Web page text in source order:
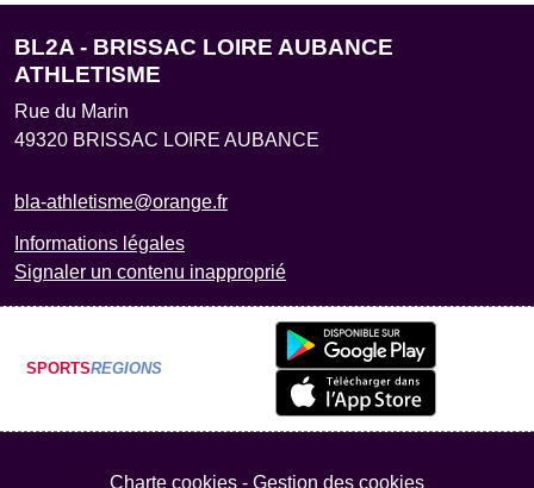
BL2A - BRISSAC LOIRE AUBANCE
ATHLETISME
Rue du Marin
49320 BRISSAC LOIRE AUBANCE
bla-athletisme@orange.fr
Informations légales
Signaler un contenu inapproprié
SPORTSREGIONS
Charte cookies Gestion des cookies